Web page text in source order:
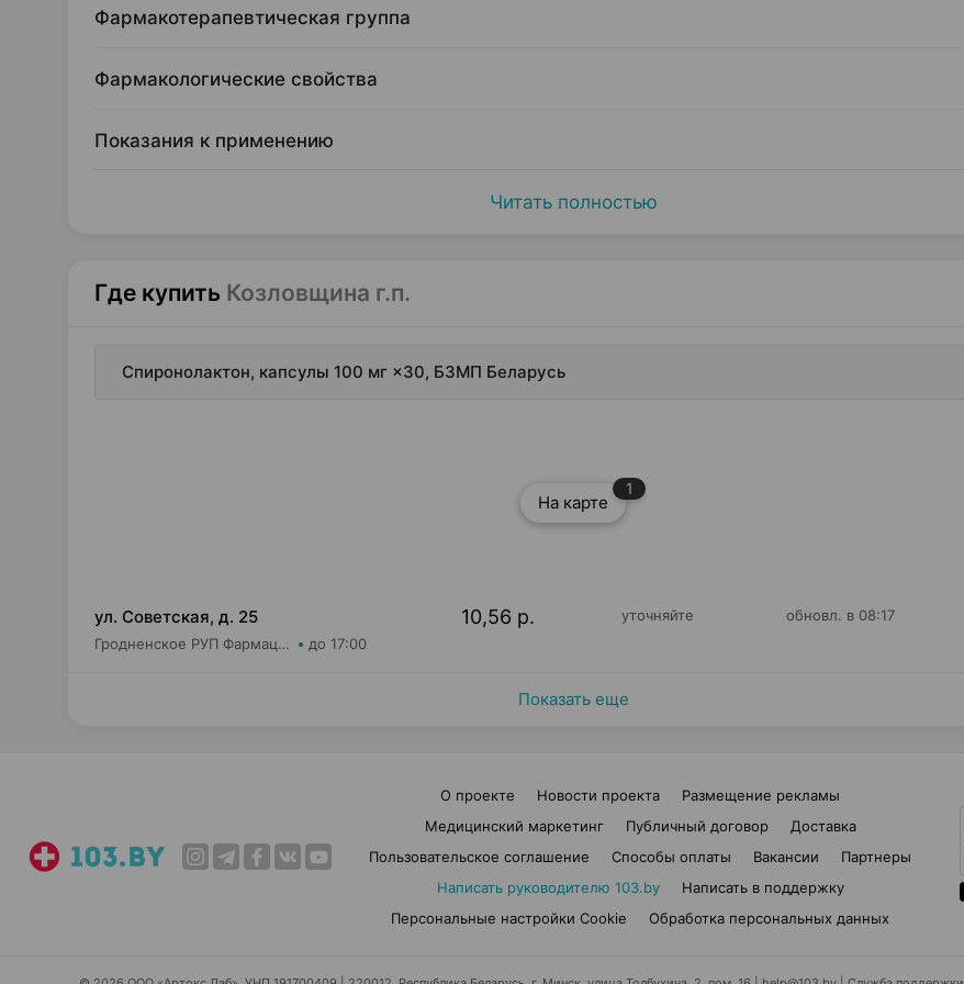
Фармакотерапевтическая группа
Фармакологические свойства
Показания к применению
Читать полностью
Где купить Козловщина г.п.
Спиронолактон, капсулы 100 мг ×30, БЗМП Беларусь
На карте
1
ул. Советская, д. 25
Гродненское РУП Фармация Аптека №62 до 17:00
10,56 р. уточняйте обновл. в 08:17
Показать еще
О проекте Новости проекта
Размещение рекламы
Медицинский маркетинг
Публичный договор
Доставка
Пользовательское соглашение
Способы оплаты Вакансии
Партнеры
Написать руководителю 103.by
Написать в поддержку
Персональные настройки Cookie
Обработка персональных данных